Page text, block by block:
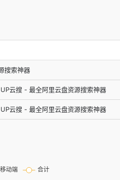
搜索神器
云搜 - 最全阿里云盘资源搜索神器
云搜 - 最全阿里云盘资源搜索神器